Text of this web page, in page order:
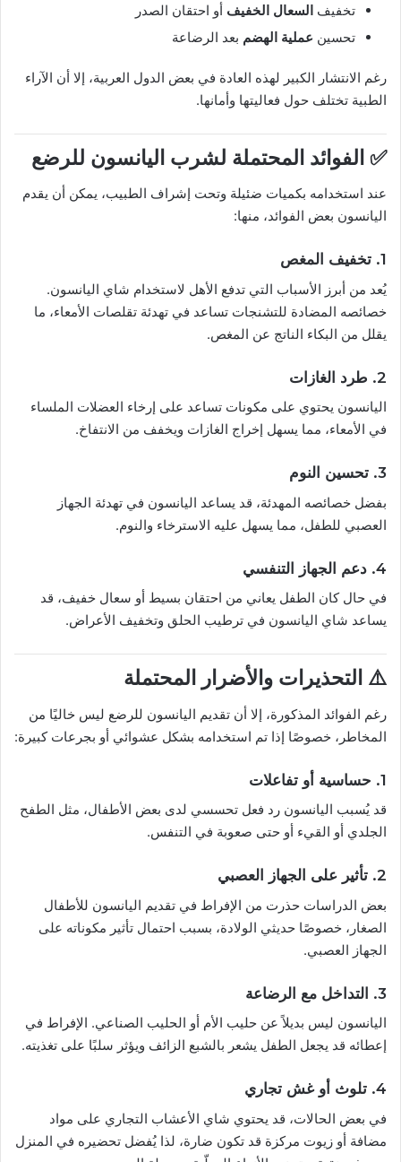
تخفيف السعال الخفيف أو احتقان الصدر
تحسين عملية الهضم بعد الرضاعة
رغم الانتشار الكبير لهذه العادة في بعض الدول العربية، إلا أن الآراء
الطبية تختلف حول فعاليتها وأمانها.
✅ الفوائد المحتملة لشرب اليانسون للرضع
عند استخدامه بكميات ضئيلة وتحت إشراف الطبيب، يمكن أن يقدم
اليانسون بعض الفوائد، منها:
1. تخفيف المغص
يُعد من أبرز الأسباب التي تدفع الأهل لاستخدام شاي اليانسون.
خصائصه المضادة للتشنجات تساعد في تهدئة تقلصات الأمعاء، ما
يقلل من البكاء الناتج عن المغص.
2. طرد الغازات
اليانسون يحتوي على مكونات تساعد على إرخاء العضلات الملساء
في الأمعاء، مما يسهل إخراج الغازات ويخفف من الانتفاخ.
3. تحسين النوم
بفضل خصائصه المهدئة، قد يساعد اليانسون في تهدئة الجهاز
العصبي للطفل، مما يسهل عليه الاسترخاء والنوم.
4. دعم الجهاز التنفسي
في حال كان الطفل يعاني من احتقان بسيط أو سعال خفيف، قد
يساعد شاي اليانسون في ترطيب الحلق وتخفيف الأعراض.
⚠️ التحذيرات والأضرار المحتملة
رغم الفوائد المذكورة، إلا أن تقديم اليانسون للرضع ليس خاليًا من
المخاطر، خصوصًا إذا تم استخدامه بشكل عشوائي أو بجرعات كبيرة:
1. حساسية أو تفاعلات
قد يُسبب اليانسون رد فعل تحسسي لدى بعض الأطفال، مثل الطفح
الجلدي أو القيء أو حتى صعوبة في التنفس.
2. تأثير على الجهاز العصبي
بعض الدراسات حذرت من الإفراط في تقديم اليانسون للأطفال
الصغار، خصوصًا حديثي الولادة، بسبب احتمال تأثير مكوناته على
الجهاز العصبي.
3. التداخل مع الرضاعة
اليانسون ليس بديلاً عن حليب الأم أو الحليب الصناعي. الإفراط في
إعطائه قد يجعل الطفل يشعر بالشبع الزائف ويؤثر سلبًا على تغذيته.
4. تلوث أو غش تجاري
في بعض الحالات، قد يحتوي شاي الأعشاب التجاري على مواد
مضافة أو زيوت مركزة قد تكون ضارة، لذا يُفضل تحضيره في المنزل